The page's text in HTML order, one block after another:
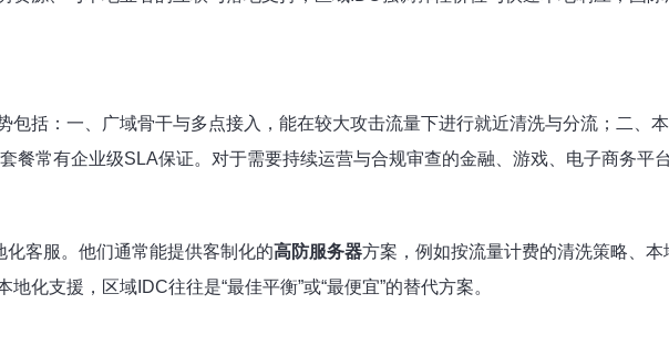
包括：一、广域骨干与多点接入，能在较大攻击流量下进行就近清洗与分流；二、
常有企业级SLA保证。对于需要持续运营与合规审查的金融、游戏、电子商务平台
客服。他们通常能提供客制化的高防服务器方案，例如按流量计费的清洗策略、
化支援，区域IDC往往是“最佳平衡”或“最便宜”的替代方案。